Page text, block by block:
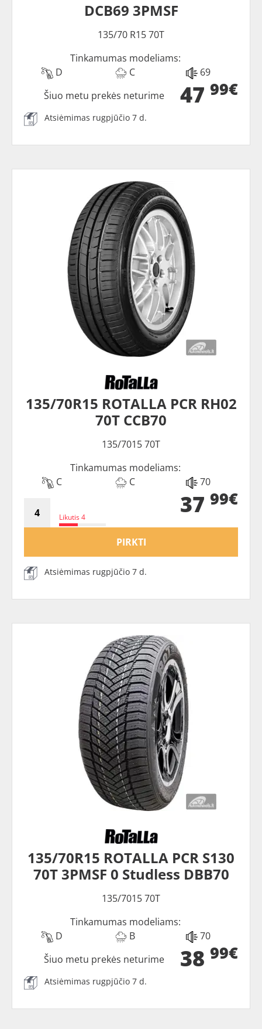
DCB69 3PMSF
135/70 R15 70T
Tinkamumas modeliams:
D
C 69
47 99€
Šiuo metu prekės neturime
Atsiėmimas rugpjūčio 7 d.
135/70R15 ROTALLA PCR RH02
70T CCB70
135/7015 70T
Tinkamumas modeliams:
C
C 70
Likutis 4 37 99€
PIRKTI
Atsiėmimas rugpjūčio 7 d.
135/70R15 ROTALLA PCR S130
70T 3PMSF 0 Studless DBB70
135/7015 70T
Tinkamumas modeliams:
D
B 70
38 99€
Šiuo metu prekės neturime
Atsiėmimas rugpjūčio 7 d.